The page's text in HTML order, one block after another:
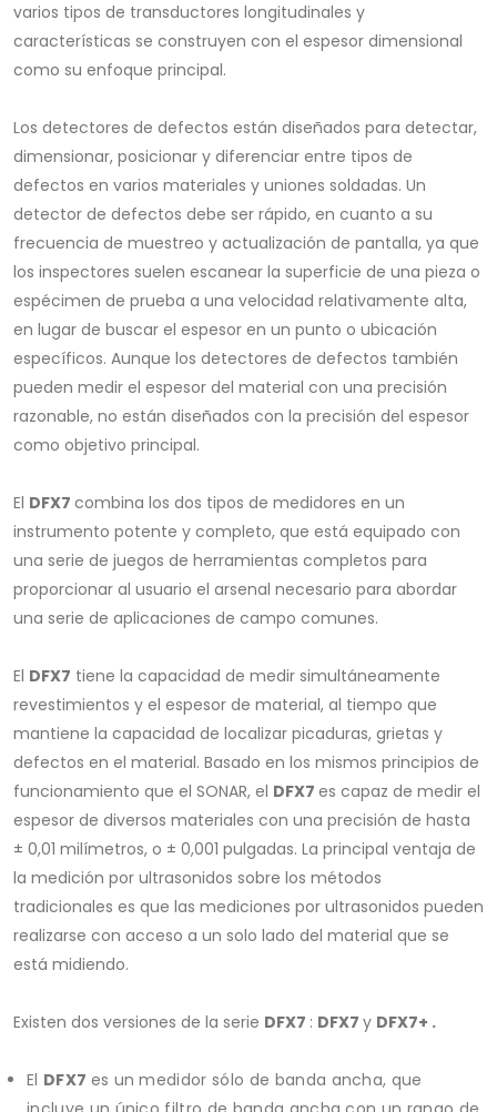
varios tipos de transductores longitudinales y
características se construyen con el espesor dimensional
como su enfoque principal.
Los detectores de defectos están diseñados para detectar,
dimensionar, posicionar y diferenciar entre tipos de
defectos en varios materiales y uniones soldadas. Un
detector de defectos debe ser rápido, en cuanto a su
frecuencia de muestreo y actualización de pantalla, ya que
los inspectores suelen escanear la superficie de una pieza o
espécimen de prueba a una velocidad relativamente alta,
en lugar de buscar el espesor en un punto o ubicación
específicos. Aunque los detectores de defectos también
pueden medir el espesor del material con una precisión
razonable, no están diseñados con la precisión del espesor
como objetivo principal.
El DFX7 combina los dos tipos de medidores en un
instrumento potente y completo, que está equipado con
una serie de juegos de herramientas completos para
proporcionar al usuario el arsenal necesario para abordar
una serie de aplicaciones de campo comunes.
El DFX7 tiene la capacidad de medir simultáneamente
revestimientos y el espesor de material, al tiempo que
mantiene la capacidad de localizar picaduras, grietas y
defectos en el material. Basado en los mismos principios de
funcionamiento que el SONAR, el DFX7 es capaz de medir el
espesor de diversos materiales con una precisión de hasta
± 0,01 milímetros, o ± 0,001 pulgadas. La principal ventaja de
la medición por ultrasonidos sobre los métodos
tradicionales es que las mediciones por ultrasonidos pueden
realizarse con acceso a un solo lado del material que se
está midiendo.
Existen dos versiones de la serie DFX7 : DFX7 y DFX7+ .
El DFX7 es un medidor sólo de banda ancha, que